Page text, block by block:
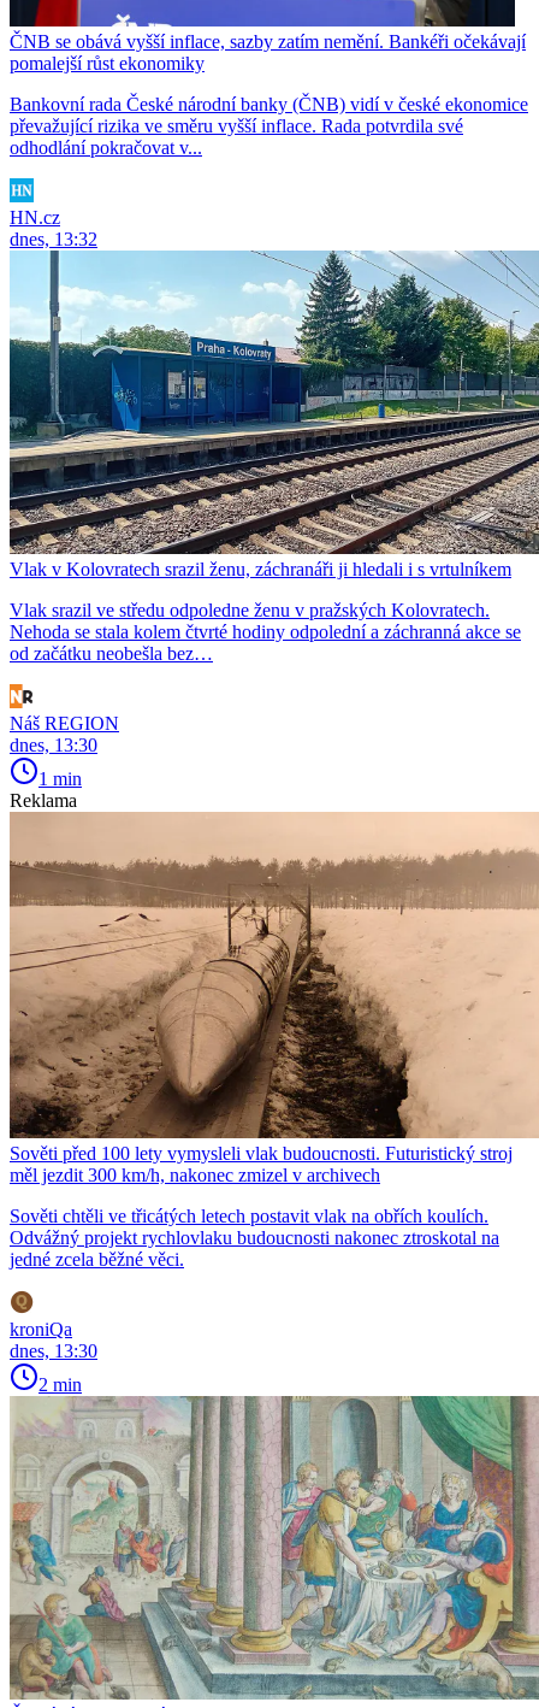
ČNB se obává vyšší inflace, sazby zatím nemění. Bankéři očekávají
pomalejší růst ekonomiky
Bankovní rada České národní banky (ČNB) vidí v české ekonomice
převažující rizika ve směru vyšší inflace. Rada potvrdila své
odhodlání pokračovat v...
HN.cz
dnes, 13:32
Vlak v Kolovratech srazil ženu, záchranáři ji hledali i s vrtulníkem
Vlak srazil ve středu odpoledne ženu v pražských Kolovratech.
Nehoda se stala kolem čtvrté hodiny odpolední a záchranná akce se
od začátku neobešla bez…
Náš REGION
dnes, 13:30
1 min
Reklama
Sověti před 100 lety vymysleli vlak budoucnosti. Futuristický stroj
měl jezdit 300 km/h, nakonec zmizel v archivech
Sověti chtěli ve třicátých letech postavit vlak na obřích koulích.
Odvážný projekt rychlovlaku budoucnosti nakonec ztroskotal na
jedné zcela běžné věci.
kroniQa
dnes, 13:30
2 min